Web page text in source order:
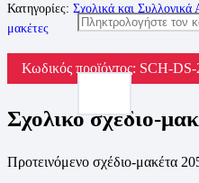
Κατηγορίες: Σχολικά και Συλλογικά
μακέτες
Κωδικός προϊόντος: SCH-DS-
Σχολικό σχέδιο-
Προτεινόμενο σχέδιο-μακέτα